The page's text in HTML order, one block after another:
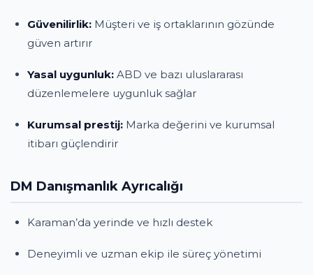
Güvenilirlik: Müşteri ve iş ortaklarının gözünde
güven artırır
Yasal uygunluk: ABD ve bazı uluslararası
düzenlemelere uygunluk sağlar
Kurumsal prestij: Marka değerini ve kurumsal
itibarı güçlendirir
DM Danışmanlık Ayrıcalığı
Karaman’da yerinde ve hızlı destek
Deneyimli ve uzman ekip ile süreç yönetimi